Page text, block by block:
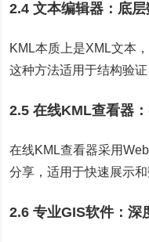
2.4 文本编辑器：底
KML本质上是XML文本
这种方法适用于结构验
2.5 在线KML查看器
在线KML查看器采用
分享，适用于快速展示和
2.6 专业GIS软件：深